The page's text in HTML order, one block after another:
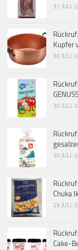
31 JULI,
Kupfer
30 JULI,
30 JULI,
30 JULI,
Chuka
29 JULI,
Cake-